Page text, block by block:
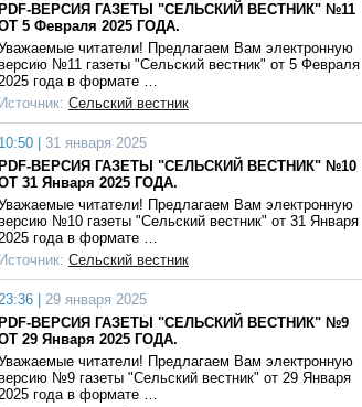
PDF-ВЕРСИЯ ГАЗЕТЫ "СЕЛЬСКИЙ ВЕСТНИК" №11
5 Февраля 2025 ГОДА.
читатели! Предлагаем Вам электронную
№11 газеты "Сельский вестник" от 5 Февраля
года в формате …
Источник: Сельский вестник
10:50 |
31 января 2025
PDF-ВЕРСИЯ ГАЗЕТЫ "СЕЛЬСКИЙ ВЕСТНИК" №10
31 Января 2025 ГОДА.
читатели! Предлагаем Вам электронную
№10 газеты "Сельский вестник" от 31 Января
года в формате …
Источник: Сельский вестник
|
29 января 2025
PDF-ВЕРСИЯ ГАЗЕТЫ "СЕЛЬСКИЙ ВЕСТНИК" №9
29 Января 2025 ГОДА.
читатели! Предлагаем Вам электронную
№9 газеты "Сельский вестник" от 29 Января
года в формате …